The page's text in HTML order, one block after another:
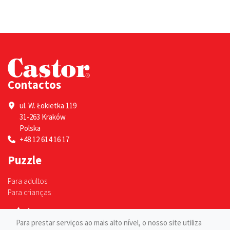
Contactos
ul. W. Łokietka 119
31-263 Kraków
Polska
+48 12 614 16 17
Puzzle
Para adultos
Para crianças
Páginas
Para prestar serviços ao mais alto nível, o nosso site utiliza